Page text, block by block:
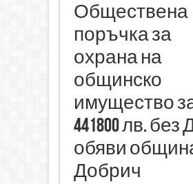
Обществена
поръчка за
охрана на
общинско
имущество
441800 лв.
обяви
Добрич